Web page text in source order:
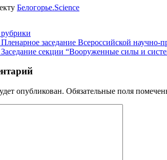
Белогорье.Science
рубрики
заседание Всероссийской научно-
секции “Вооруженные силы и
опубликован. Обязательные поля